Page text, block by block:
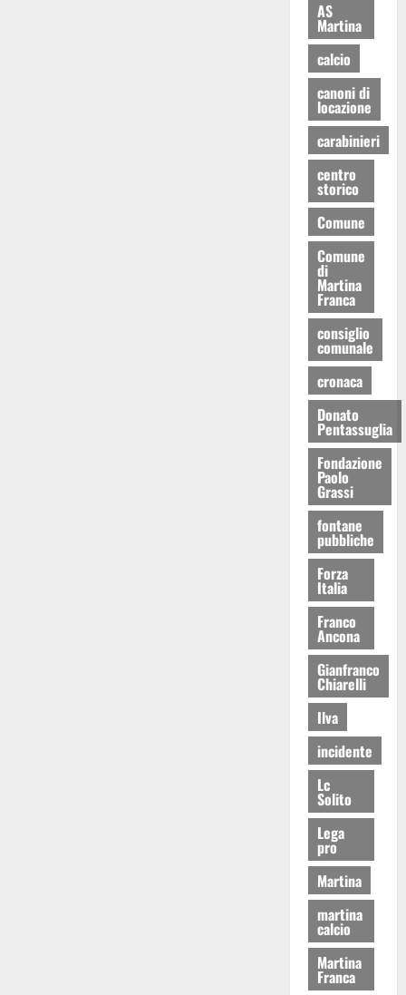
AS
Martina
calcio
canoni di
locazione
carabinieri
centro
storico
Comune
Comune
di
Martina
Franca
consiglio
comunale
cronaca
Donato
Pentassuglia
Fondazione
Paolo
Grassi
fontane
pubbliche
Forza
Italia
Franco
Ancona
Gianfranco
Chiarelli
Ilva
incidente
Lc
Solito
Lega
pro
Martina
martina
calcio
Martina
Franca